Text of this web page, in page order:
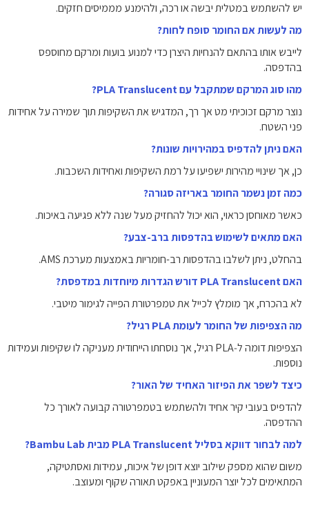
יש להשתמש במטלית יבשה או רכה, ולהימנע מממיסים חזקים.
מה לעשות אם החומר סופח לחות?
לייבש אותו בהתאם להנחיות היצרן כדי למנוע בועות ומרקם מחוספס
בהדפסה.
מהו סוג המרקם שמתקבל עם PLA Translucent?
נוצר מרקם זכוכיתי מט אך רך, המדגיש את השקיפות תוך שמירה על אחידות
פני השטח.
האם ניתן להדפיס במהירויות שונות?
כן, אך שינויי מהירות ישפיעו על רמת השקיפות ואחידות השכבות.
כמה זמן נשמר החומר באריזה סגורה?
כאשר מאוחסן כראוי, הוא יכול להחזיק מעל שנה ללא פגיעה באיכות.
האם מתאים לשימוש בהדפסות ברב-צבע?
בהחלט, ניתן לשלבו בהדפסות רב-חומריות באמצעות מערכת AMS.
האם PLA Translucent דורש הגדרות מיוחדות במדפסת?
לא בהכרח, אך מומלץ לכייל את טמפרטורת הפייה לגימור מיטבי.
מה הצפיפות של החומר לעומת PLA רגיל?
הצפיפות דומה ל‑PLA רגיל, אך נוסחתו הייחודית מעניקה לו שקיפות ועמידות
נוספות.
כיצד לשפר את הפיזור האחיד של האור?
להדפיס בעובי קיר אחיד ולהשתמש בטמפרטורה קבועה לאורך כל
ההדפסה.
למה לבחור דווקא בסליל PLA Translucent מבית Bambu Lab?
משום שהוא מספק שילוב יוצא דופן של איכות, עמידות ואסתטיקה,
המתאימים לכל יוצר המעוניין באפקט תאורה שקוף ומעוצב.